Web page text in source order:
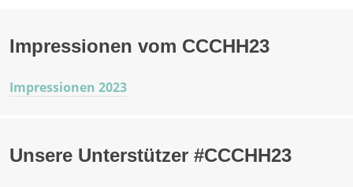
Impressionen vom CCCHH23
Impressionen 2023
Unsere Unterstützer #CCCHH23